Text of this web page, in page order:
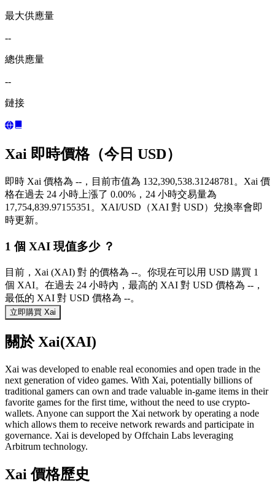
最大供應量
--
總供應量
--
鏈接
Xai 即時價格（今日 USD）
即時 Xai 價格為 --，目前市值為 132,390,538.31248781。Xai 價
格在過去 24 小時上漲了 0.00%，24 小時交易量為
17,754,839.97155351。XAI/USD（XAI 對 USD）兌換率會即
時更新。
1 個 XAI 現值多少 ？
目前，Xai (XAI) 對 的價格為 --。你現在可以用 USD 購買 1
個 XAI。在過去 24 小時內，最高的 XAI 對 USD 價格為 --，
最低的 XAI 對 USD 價格為 --。
立即購買 Xai
關於 Xai(XAI)
Xai was developed to enable real economies and open trade in the
next generation of video games. With Xai, potentially billions of
traditional gamers can own and trade valuable in-game items in their
favorite games for the first time, without the need to use crypto-
wallets. Anyone can support the Xai network by operating a node
which allows them to receive network rewards and participate in
governance. Xai is developed by Offchain Labs leveraging
Arbitrum technology.
Xai 價格歷史